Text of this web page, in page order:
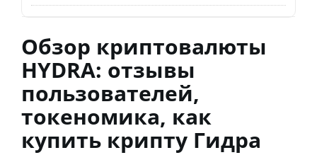
Обзор криптовалюты
HYDRA: отзывы
пользователей,
токеномика, как
купить крипту Гидра